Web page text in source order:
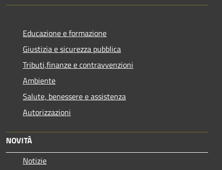
Educazione e formazione
Giustizia e sicurezza pubblica
Tributi,finanze e contravvenzioni
Ambiente
Salute, benessere e assistenza
Autorizzazioni
NOVITÀ
Notizie